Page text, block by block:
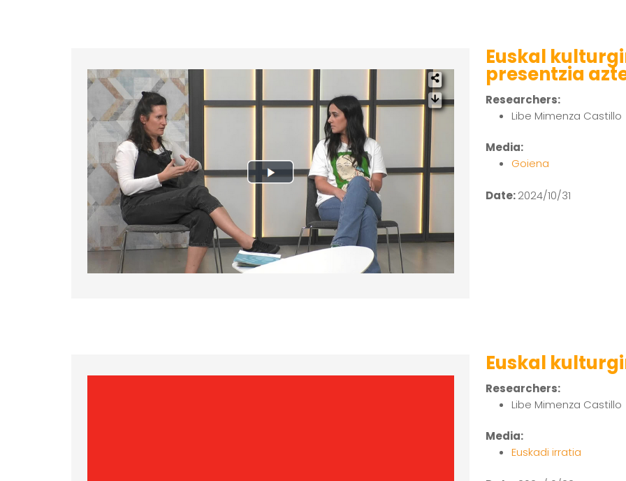
Euskal
presentzia
Researchers:
Libe Mimenza Castillo
Media:
Goiena
Date:2024/10/31
Euskal
Researchers:
Libe Mimenza Castillo
Media:
Euskadi irratia